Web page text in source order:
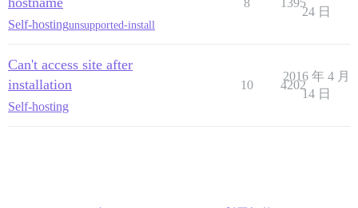
Self-hostingunsupported-install
8 1395
24 日
Can't access site after
installation
Self-hosting
10 4202
2016 年 4 月
14 日